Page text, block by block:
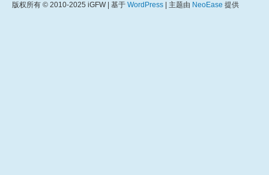
版权所有 © 2010-2025 iGFW | 基于 WordPress | 主题由 NeoEase 提供